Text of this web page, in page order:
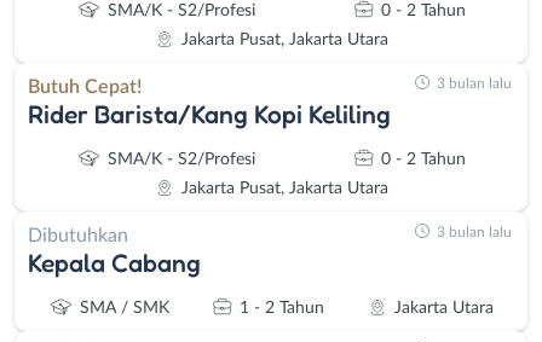
SMA/K - S2/Profesi
0 - 2 Tahun
Jakarta Pusat, Jakarta Utara
Butuh Cepat!
Rider Barista/Kang Kopi Keliling
SMA/K - S2/Profesi
0 - 2 Tahun
Jakarta Pusat, Jakarta Utara
3 bulan lalu
Dibutuhkan
Kepala Cabang
SMA / SMK 1 - 2 Tahun Jakarta Utara
3 bulan lalu